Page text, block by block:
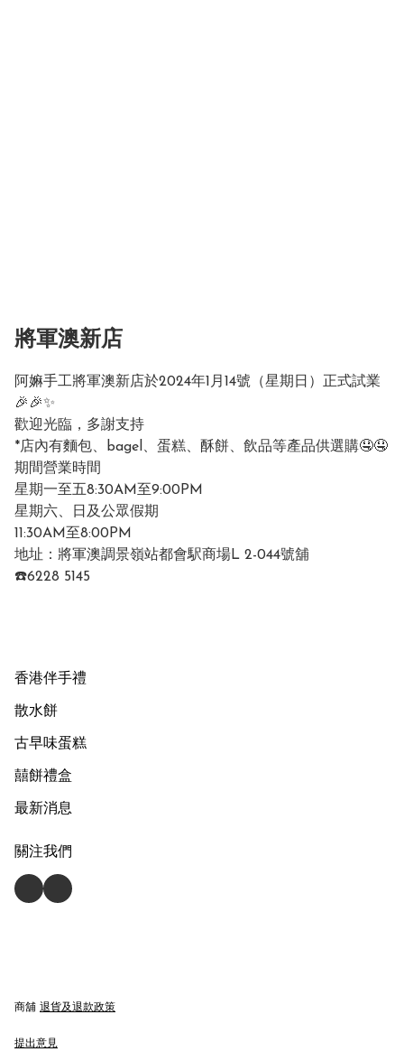
將軍澳新店
阿嫲手工將軍澳新店於2024年1月14號（星期日）正式試業
🎉🎉✨
歡迎光臨，多謝支持
*店內有麵包、bagel、蛋糕、酥餅、飲品等產品供選購🤤🤤
期間營業時間
星期一至五8:30AM至9:00PM
星期六、日及公眾假期
11:30AM至8:00PM
地址：將軍澳調景嶺站都會駅商場L 2-044號舖
☎️6228 5145
香港伴手禮
散水餅
古早味蛋糕
囍餅禮盒
最新消息
關注我們
商舖 退貨及退款政策
提出意見